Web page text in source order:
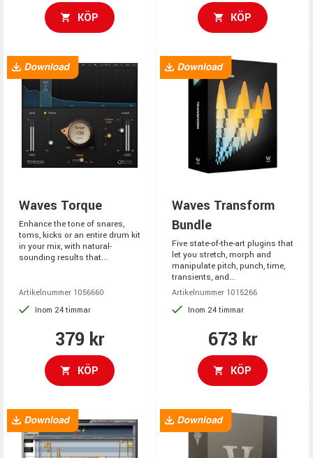
KÖP KÖP
Waves Torque
Enhance the tone of snares,
toms, kicks or an entire drum kit
in your mix, with natural-
sounding results that...
Artikelnummer 1056660
Inom 24 timmar
379 kr
KÖP
Waves Transform
Bundle
Five state-of-the-art plugins that
let you stretch, morph and
manipulate pitch, punch, time,
transients, and...
Artikelnummer 1015266
Inom 24 timmar
673 kr
KÖP